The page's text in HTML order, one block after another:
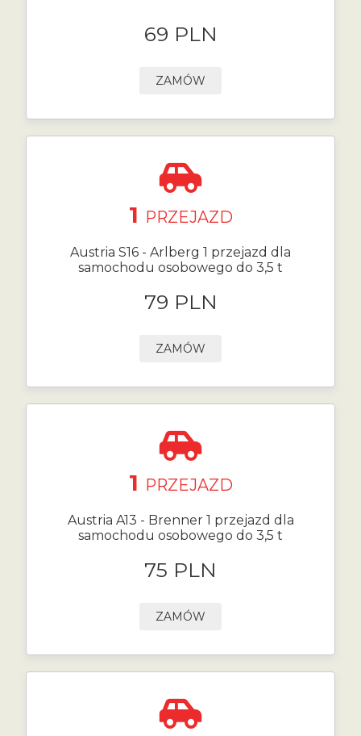
69 PLN
ZAMÓW
1 PRZEJAZD
Austria S16 - Arlberg 1 przejazd dla
samochodu osobowego do 3,5 t
79 PLN
ZAMÓW
1 PRZEJAZD
Austria A13 - Brenner 1 przejazd dla
samochodu osobowego do 3,5 t
75 PLN
ZAMÓW